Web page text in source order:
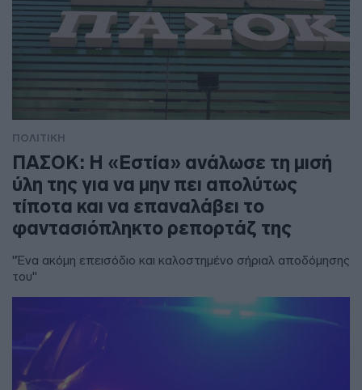
ΠΟΛΙΤΙΚΗ
ΠΑΣΟΚ: Η «Εστία» ανάλωσε τη μισή
ύλη της για να μην πει απολύτως
τίποτα και να επαναλάβει το
φαντασιόπληκτο ρεπορτάζ της
"Ένα ακόμη επεισόδιο και καλοστημένο σήριαλ αποδόμησης
του"